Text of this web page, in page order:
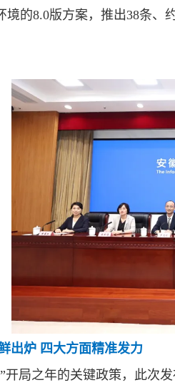
境的8.0版方案，推出38条、
出炉 四大方面精准发力
开局之年的关键政策，此次